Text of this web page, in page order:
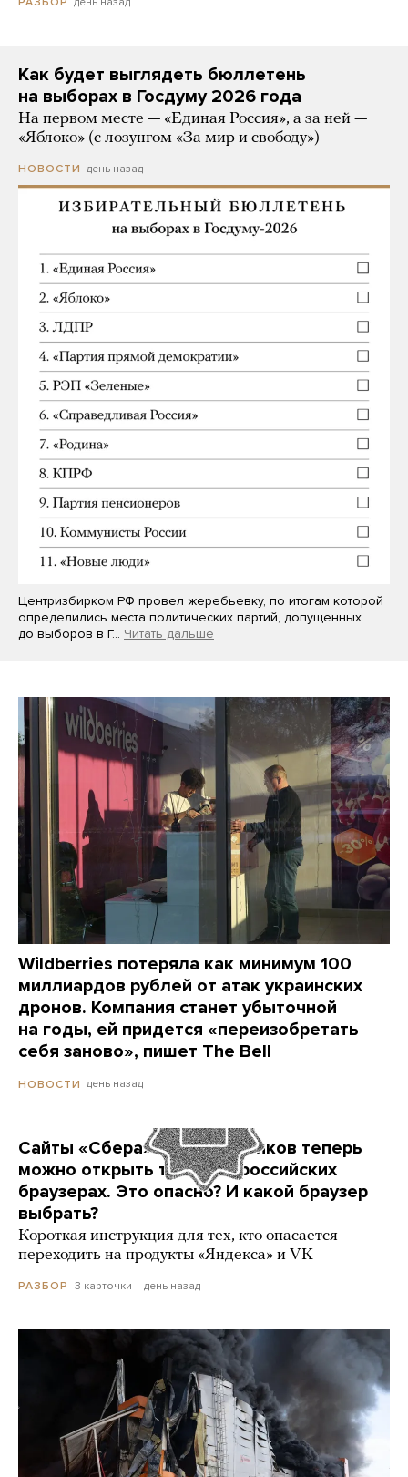
Как будет выглядеть бюллетень
на выборах в Госдуму 2026 года
На первом месте — «Единая Россия», а за ней —
«Яблоко» (с лозунгом «За мир и свободу»)
НОВОСТИ день назад
Центризбирком РФ провел жеребьевку, по итогам которой
определились места политических партий, допущенных
до выборов в Г… Читать дальше
Wildberries потеряла как минимум 100
миллиардов рублей от атак украинских
дронов. Компания станет убыточной
на годы, ей придется «переизобретать
себя заново», пишет The Bell
НОВОСТИ день назад
Сайты «Сбера» и других банков теперь
можно открыть только в российских
браузерах. Это опасно? И какой браузер
выбрать?
Короткая инструкция для тех, кто опасается
переходить на продукты «Яндекса» и VK
РАЗБОР 3 карточки день назад